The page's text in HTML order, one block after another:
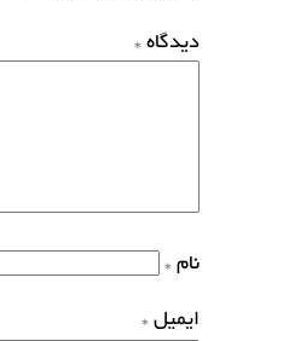
دیدگاه *
نام *
ایمیل *